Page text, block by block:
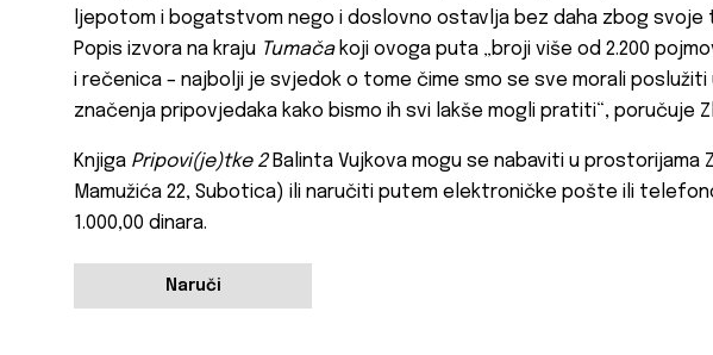
ljepotom i bogatstvom nego i doslovno ostavlja bez daha zbog svoje
Popis izvora na kraju Tumačakoji ovoga puta „broji više od 2.200
i rečenica – najbolji je svjedok o tome čime smo se sve morali poslužiti
značenja pripovjedaka kako bismo ih svi lakše mogli pratiti“, poručuje
Knjiga Pripovi(je)tke 2Balinta Vujkova mogu se nabaviti u prostorijama
Mamužića 22, Subotica) ili naručiti putem elektroničke pošte ili
1.000,00 dinara.
Naruči